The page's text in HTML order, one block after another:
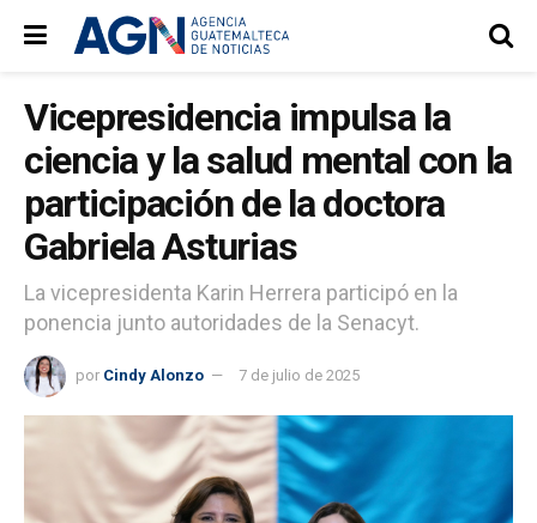
Vicepresidencia impulsa la
ciencia y la salud mental con la
participación de la doctora
Gabriela Asturias
La vicepresidenta Karin Herrera participó en la
ponencia junto autoridades de la Senacyt.
por Cindy Alonzo 7 de julio de 2025